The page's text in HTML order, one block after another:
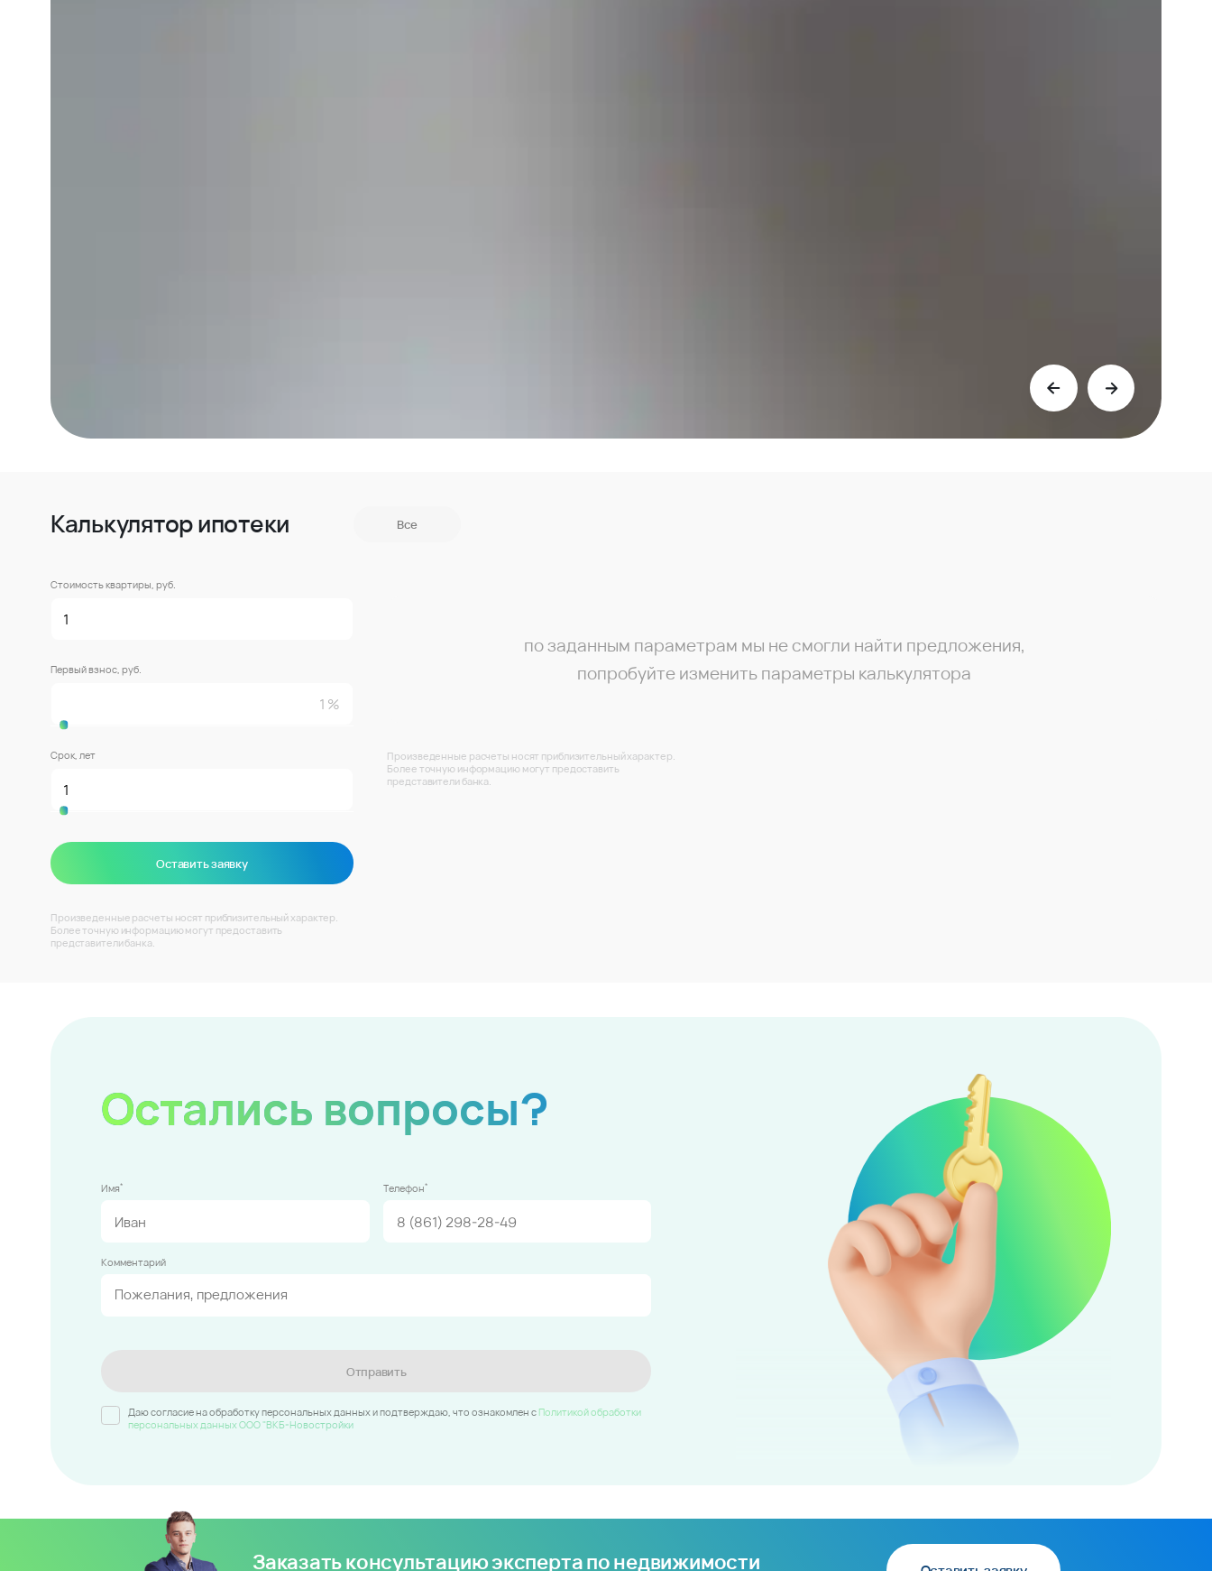
Калькулятор ипотеки Все
Стоимость квартиры, руб.
Первый взнос, руб.
Срок, лет
Оставить заявку
Произведенные расчеты носят приблизительный характер.
Более точную информацию могут предоставить
представители банка.
по заданным параметрам мы не смогли найти предложения,
попробуйте изменить параметры калькулятора
Произведенные расчеты носят приблизительный характер.
Более точную информацию могут предоставить
представители банка.
Остались вопросы?
Имя* Телефон*
Комментарий
Отправить
Даю согласие на обработку персональных данных и подтверждаю, что ознакомлен c Политикой обработки
персональных данных ООО "ВКБ-Новостройки
Заказать консультацию эксперта по недвижимости